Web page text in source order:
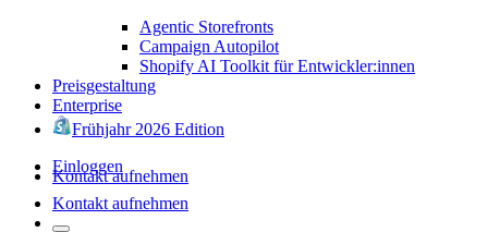
Agentic Storefronts
Campaign Autopilot
Shopify AI Toolkit für Entwickler:innen
Preisgestaltung
Enterprise
Frühjahr 2026 Edition
Einloggen
Kontakt aufnehmen
Kontakt aufnehmen